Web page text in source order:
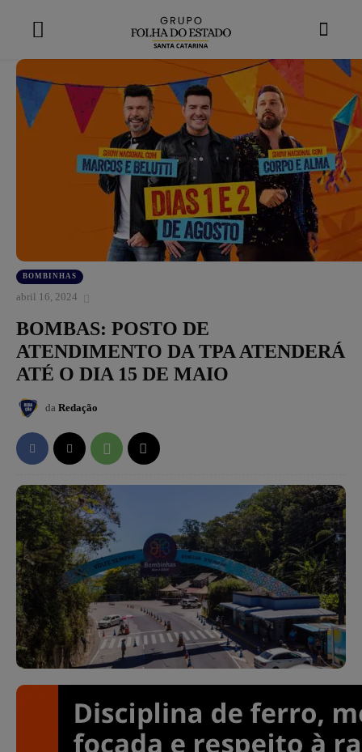
BOMBINHAS
abril 16, 2024
BOMBAS: POSTO DE
ATENDIMENTO DA TPA ATENDERÁ
ATÉ O DIA 15 DE MAIO
da Redação